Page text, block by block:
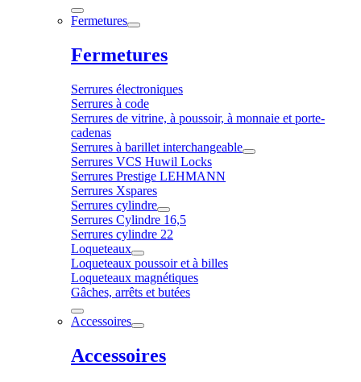
Fermetures
Fermetures
Serrures électroniques
Serrures à code
Serrures de vitrine, à poussoir, à monnaie et porte-
cadenas
Serrures à barillet interchangeable
Serrures VCS Huwil Locks
Serrures Prestige LEHMANN
Serrures Xspares
Serrures cylindre
Serrures Cylindre 16,5
Serrures cylindre 22
Loqueteaux
Loqueteaux poussoir et à billes
Loqueteaux magnétiques
Gâches, arrêts et butées
Accessoires
Accessoires